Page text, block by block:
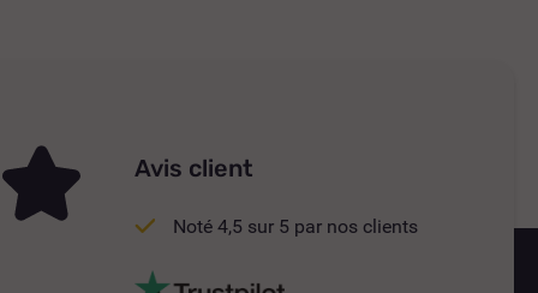
Avis client
Noté 4,5 sur 5 par nos clients